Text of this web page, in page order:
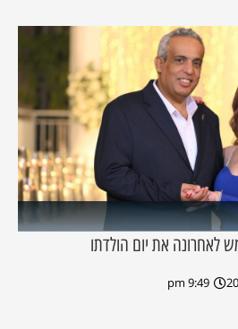
לאחרונה את יום הולדתו
9:49 pm